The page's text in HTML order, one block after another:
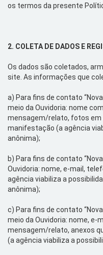
os termos da presente
2. COLETA DE DADOS E
Os dados são coletados,
site. As informações que
a) Para fins de contato
meio da Ouvidoria: nome
mensagem/relato, fotos em
manifestação (a agência
anônima);
b) Para fins de contato
Ouvidoria: nome, e-mail,
agência viabiliza a
anônima);
c) Para fins de contato
meio da Ouvidoria: nome, e-
mensagem/relato, anexos
(a agência viabiliza a